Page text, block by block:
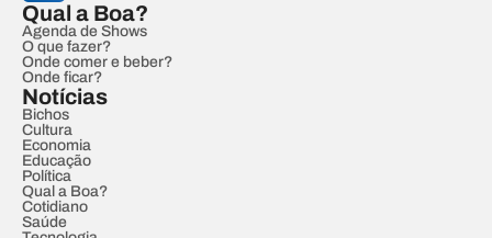
Qual a Boa?
Agenda de Shows
O que fazer?
Onde comer e beber?
Onde ficar?
Notícias
Bichos
Cultura
Economia
Educação
Política
Qual a Boa?
Cotidiano
Saúde